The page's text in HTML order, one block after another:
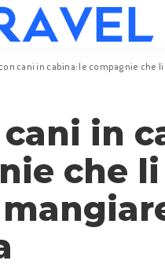
cani in cabina: le compagnie che
in
che